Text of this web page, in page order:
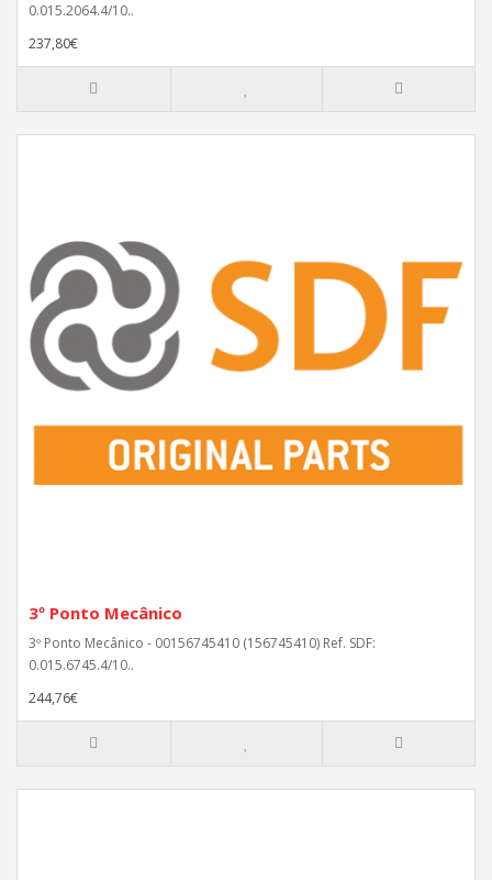
0.015.2064.4/10..
237,80€
3º Ponto Mecânico
3º Ponto Mecânico - 00156745410 (156745410) Ref. SDF:
0.015.6745.4/10..
244,76€